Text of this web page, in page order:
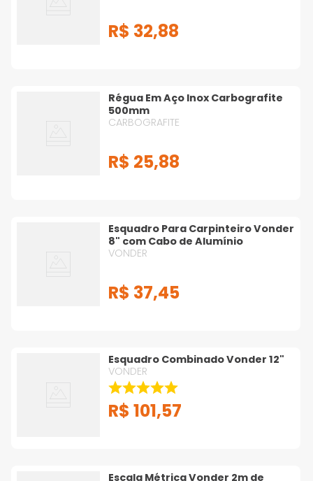
R$ 32,88
Régua Em Aço Inox Carbografite
500mm
CARBOGRAFITE
R$ 25,88
Esquadro Para Carpinteiro Vonder
8" com Cabo de Alumínio
VONDER
R$ 37,45
Esquadro Combinado Vonder 12"
VONDER
R$ 101,57
Escala Métrica Vonder 2m de